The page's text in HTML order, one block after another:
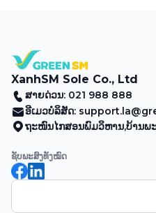
XanhSM Sole Co., Ltd
ສາຍດ່ວນ: 021 988 888
ອີເມວບໍລິສັດ:
ຖະໜົນໄກສອນພົມວິຫານ,ບ້ານພ
ຊັບພະສົງທັງໝົດ